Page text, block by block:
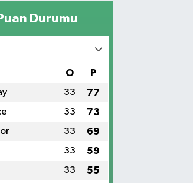
Durumu
O P
33 77
33 73
33 69
33 59
33 55